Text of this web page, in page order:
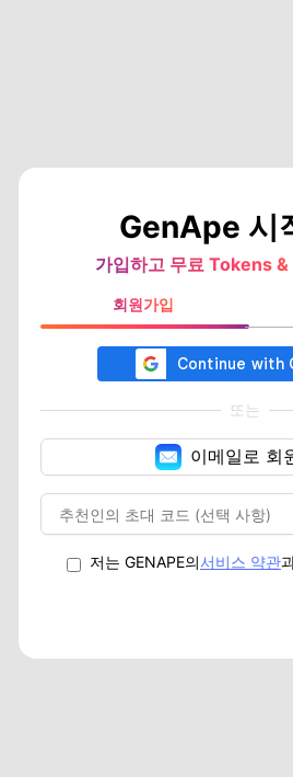
GenApe 시
가입하고 무료 Tokens
회원가입
또는
이메일로 회
저는 GENAPE의서비스 약관